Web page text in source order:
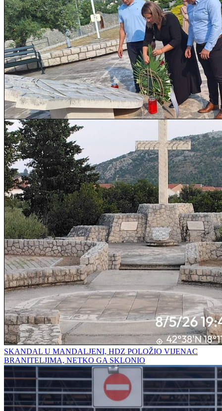
SKANDAL U MANDALJENI, HDZ POLOŽIO VIJENAC
BRANITELJIMA, NETKO GA SKLONIO